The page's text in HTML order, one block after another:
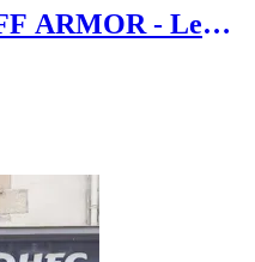
ARMOR - Le